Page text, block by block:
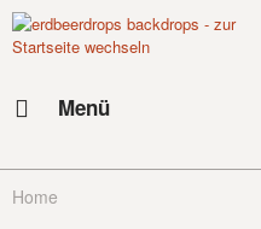
Menü
Home